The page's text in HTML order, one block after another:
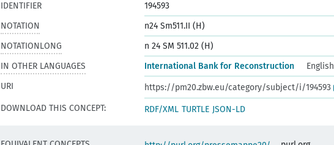
IDENTIFIER
194593
NOTATION
n24 Sm511.II (H)
NOTATIONLONG
n 24 SM 511.02 (H)
IN OTHER LANGUAGES
International Bank for Reconstruction
English
URI
https://pm20.zbw.eu/category/subject/i/194593
DOWNLOAD THIS CONCEPT:
RDF/XML TURTLE JSON-LD